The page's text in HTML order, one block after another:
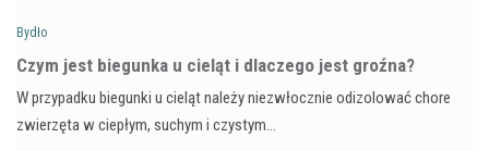
Bydło
Czym jest biegunka u cieląt i dlaczego jest groźna?
W przypadku biegunki u cieląt należy niezwłocznie odizolować chore
zwierzęta w ciepłym, suchym i czystym…